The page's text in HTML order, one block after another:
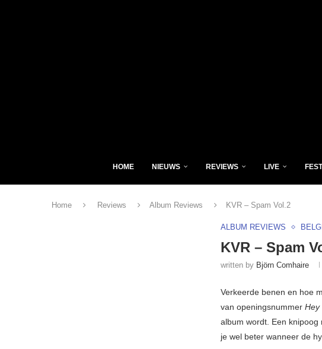
HOME NIEUWS REVIEWS LIVE
Home Reviews Album Reviews KVR – Spam Vol.2
ALBUM REVIEWS
KVR – Spam
written by Björn Comhaire
Verkeerde benen en hoe
van openingsnummer Hey
album wordt. Een knipoog
je wel beter wanneer de